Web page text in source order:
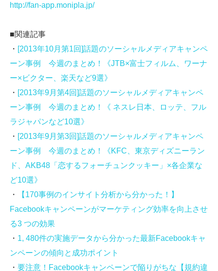
http://fan-app.monipla.jp/
■関連記事
・ [2013年10月第1回]話題のソーシャルメディアキャンペ
ーン事例 今週のまとめ！《JTB×富士フィルム、ワーナ
ー×ビクター、楽天など9選》
・ [2013年9月第4回]話題のソーシャルメディアキャンペ
ーン事例 今週のまとめ！《 ネスレ日本、ロッテ、フル
ラジャパンなど10選》
・ [2013年9月第3回]話題のソーシャルメディアキャンペ
ーン事例 今週のまとめ！《KFC、東京ディズニーラン
ド、AKB48「恋するフォーチュンクッキー」×各企業な
ど10選》
・
【170事例のインサイト分析から分かった！】
Facebookキャンペーンがマーケティング効率を向上させ
る3 つの効果
・ 1, 480件の実施データから分かった最新Facebookキャ
ンペーンの傾向と成功ポイント
・ 要注意！Facebookキャンペーンで陥りがちな【規約違